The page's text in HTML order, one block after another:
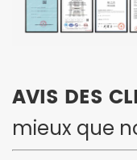
AVIS DES
mieux que